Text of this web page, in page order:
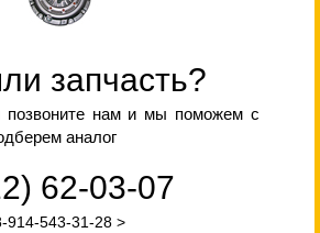
запчасть?
позвоните нам и мы поможем с
аналог
62-03-07
914-543-31-28 >